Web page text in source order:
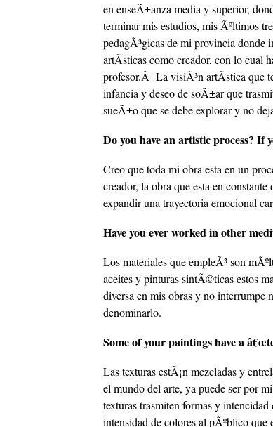
en enseÃ±anza media y superior,
terminar mis estudios, mis Ãºltimos
pedagÃ³gicas de mi provincia donde
artÃ­sticas como creador, con lo cual
profesor.Â La visiÃ³n artÃ­stica que
infancia y deseo de soÃ±ar que
sueÃ±o que se debe explorar y no
Do you have an artistic process? If
Creo que toda mi obra esta en un
creador, la obra que esta en
expandir una trayectoria emocional
Have you ever worked in other
Los materiales que empleÃ³ son
aceites y pinturas sintÃ©ticas estos
diversa en mis obras y no interrumpe
denominarlo.
Some of your paintings have a
Las texturas estÃ¡n mezcladas y
el mundo del arte, ya puede ser por
texturas trasmiten formas y
intensidad de colores al pÃºblico